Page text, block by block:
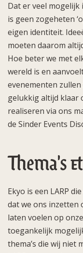
Dat er veel mogelijk
is geen zogeheten
eigen identiteit.
moeten daarom
Hoe beter we met
wereld is en
evenementen
gelukkig altijd klaar
realiseren via ons
de Sinder Events
Thema's
Ekyo is een LARP
dat we ons inzetten
laten voelen op
toegankelijk
thema’s die wij niet